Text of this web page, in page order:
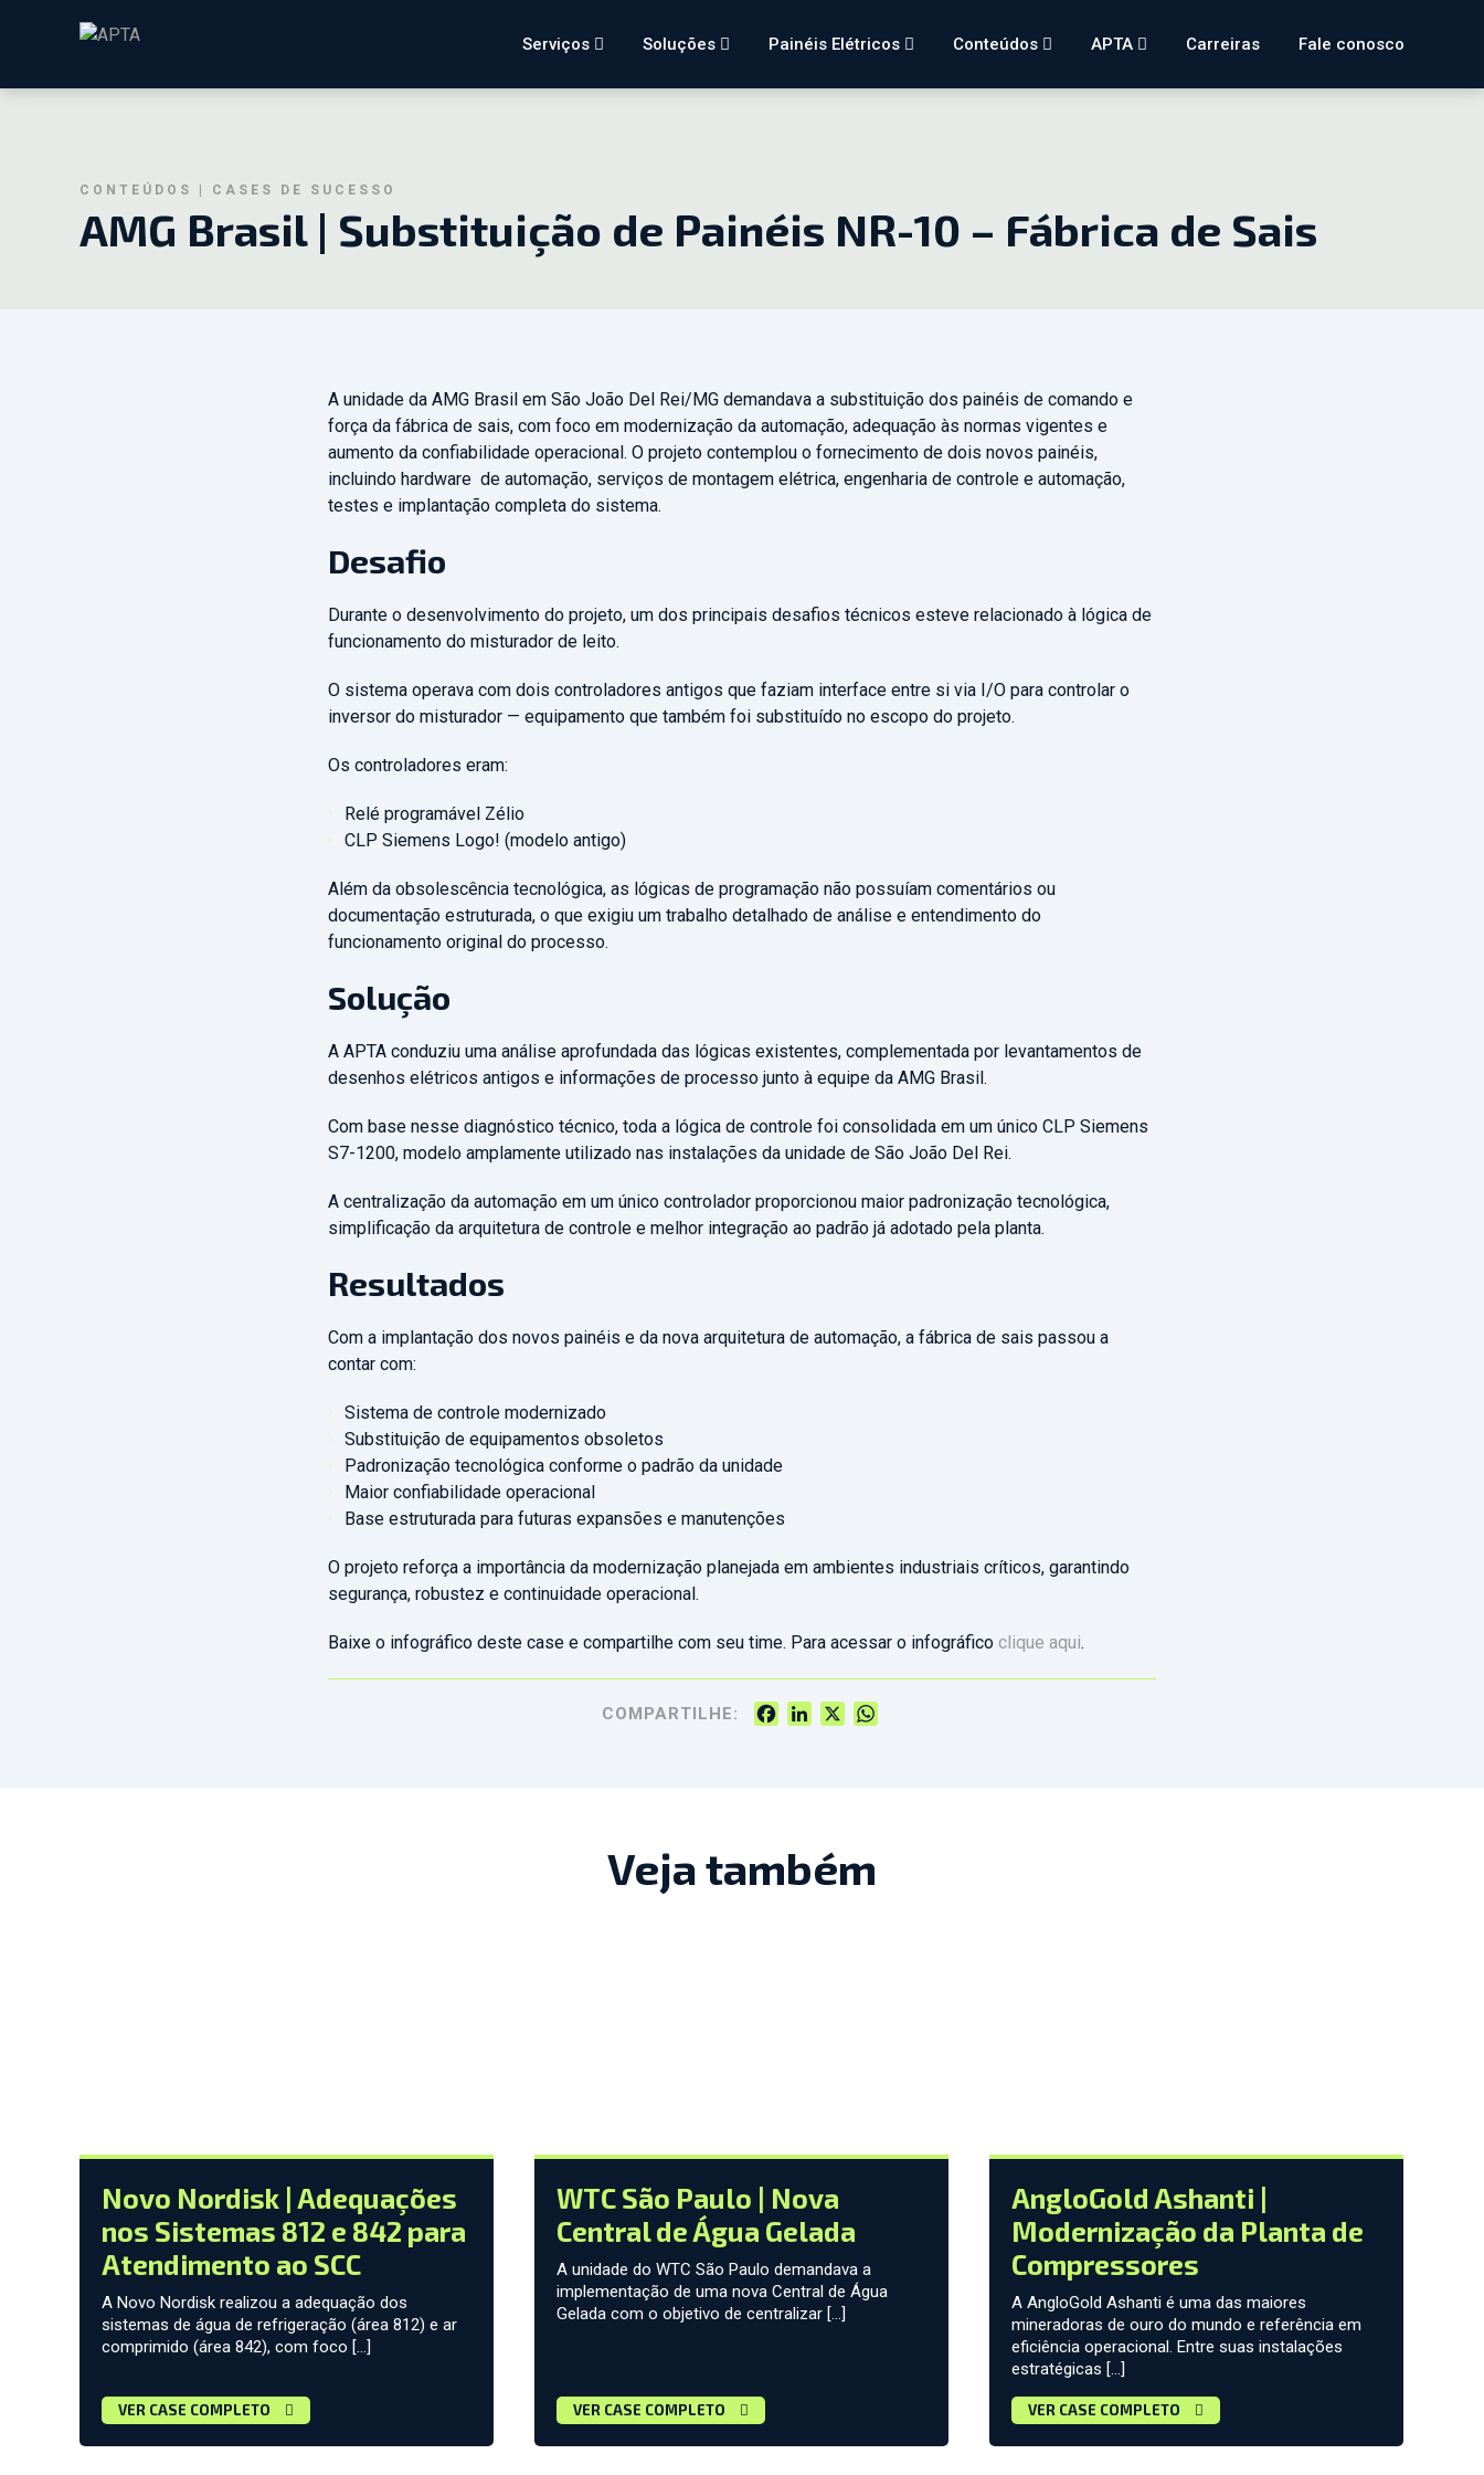
Serviços Soluções Painéis Elétricos Conteúdos APTA Carreiras Fale conosco
CONTEÚDOS | CASES DE SUCESSO
AMG Brasil | Substituição de Painéis NR-10 – Fábrica de Sais
A unidade da AMG Brasil em São João Del Rei/MG demandava a substituição dos painéis de comando e
força da fábrica de sais, com foco em modernização da automação, adequação às normas vigentes e
aumento da confiabilidade operacional. O projeto contemplou o fornecimento de dois novos painéis,
incluindo hardware de automação, serviços de montagem elétrica, engenharia de controle e automação,
testes e implantação completa do sistema.
Desafio
Durante o desenvolvimento do projeto, um dos principais desafios técnicos esteve relacionado à lógica de
funcionamento do misturador de leito.
O sistema operava com dois controladores antigos que faziam interface entre si via I/O para controlar o
inversor do misturador — equipamento que também foi substituído no escopo do projeto.
Os controladores eram:
Relé programável Zélio
CLP Siemens Logo! (modelo antigo)
Além da obsolescência tecnológica, as lógicas de programação não possuíam comentários ou
documentação estruturada, o que exigiu um trabalho detalhado de análise e entendimento do
funcionamento original do processo.
Solução
A APTA conduziu uma análise aprofundada das lógicas existentes, complementada por levantamentos de
desenhos elétricos antigos e informações de processo junto à equipe da AMG Brasil.
Com base nesse diagnóstico técnico, toda a lógica de controle foi consolidada em um único CLP Siemens
S7-1200, modelo amplamente utilizado nas instalações da unidade de São João Del Rei.
A centralização da automação em um único controlador proporcionou maior padronização tecnológica,
simplificação da arquitetura de controle e melhor integração ao padrão já adotado pela planta.
Resultados
Com a implantação dos novos painéis e da nova arquitetura de automação, a fábrica de sais passou a
contar com:
Sistema de controle modernizado
Substituição de equipamentos obsoletos
Padronização tecnológica conforme o padrão da unidade
Maior confiabilidade operacional
Base estruturada para futuras expansões e manutenções
O projeto reforça a importância da modernização planejada em ambientes industriais críticos, garantindo
segurança, robustez e continuidade operacional.
Baixe o infográfico deste case e compartilhe com seu time. Para acessar o infográfico clique aqui.
COMPARTILHE: FacebookLinkedIn
Veja também
Novo Nordisk | Adequações
nos Sistemas 812 e 842 para
Atendimento ao SCC
A Novo Nordisk realizou a adequação dos
sistemas de água de refrigeração (área 812) e ar
comprimido (área 842), com foco […]
VER CASE COMPLETO
WTC São Paulo | Nova
Central de Água Gelada
A unidade do WTC São Paulo demandava a
implementação de uma nova Central de Água
Gelada com o objetivo de centralizar […]
VER CASE COMPLETO
AngloGold Ashanti |
Modernização da Planta de
Compressores
A AngloGold Ashanti é uma das maiores
mineradoras de ouro do mundo e referência em
eficiência operacional. Entre suas instalações
estratégicas […]
VER CASE COMPLETO